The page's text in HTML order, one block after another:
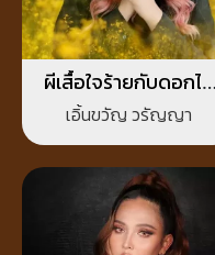
ผีเสื้อใจร้ายกับดอกไม้
ใจอ่อน
เอิ้นขวัญ วรัญญา